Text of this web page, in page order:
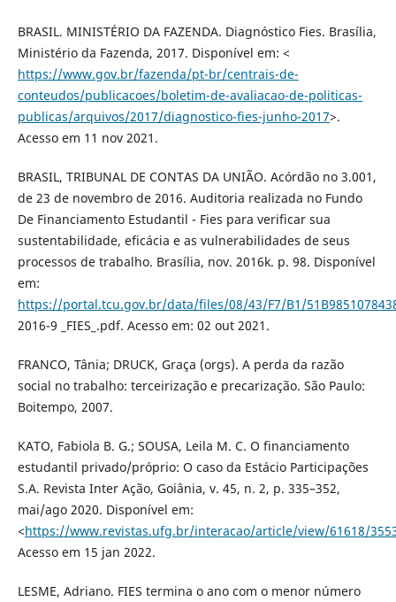
BRASIL. MINISTÉRIO DA FAZENDA. Diagnóstico Fies. Brasília,
Ministério da Fazenda, 2017. Disponível em: <
https://www.gov.br/fazenda/pt-br/centrais-de-
conteudos/publicacoes/boletim-de-avaliacao-de-politicas-
publicas/arquivos/2017/diagnostico-fies-junho-2017>.
Acesso em 11 nov 2021.
BRASIL, TRIBUNAL DE CONTAS DA UNIÃO. Acórdão no 3.001,
de 23 de novembro de 2016. Auditoria realizada no Fundo
De Financiamento Estudantil - Fies para verificar sua
sustentabilidade, eficácia e as vulnerabilidades de seus
processos de trabalho. Brasília, nov. 2016k. p. 98. Disponível
em:
https://portal.tcu.gov.br/data/files/08/43/F7/B1/
2016-9 _FIES_.pdf. Acesso em: 02 out 2021.
FRANCO, Tânia; DRUCK, Graça (orgs). A perda da razão
social no trabalho: terceirização e precarização. São Paulo:
Boitempo, 2007.
KATO, Fabiola B. G.; SOUSA, Leila M. C. O financiamento
estudantil privado/próprio: O caso da Estácio Participações
S.A. Revista Inter Ação, Goiânia, v. 45, n. 2, p. 335–352,
mai/ago 2020. Disponível em:
<https://www.revistas.ufg.br/interacao/article/view/61618/
Acesso em 15 jan 2022.
LESME, Adriano. FIES termina o ano com o menor número